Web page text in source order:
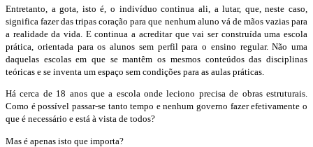
Entretanto, a gota, isto é, o indivíduo continua ali, a lutar, que, neste caso,
significa fazer das tripas coração para que nenhum aluno vá de mãos vazias para
a realidade da vida. E continua a acreditar que vai ser construída uma escola
prática, orientada para os alunos sem perfil para o ensino regular. Não uma
daquelas escolas em que se mantêm os mesmos conteúdos das disciplinas
teóricas e se inventa um espaço sem condições para as aulas práticas.
Há cerca de 18 anos que a escola onde leciono precisa de obras estruturais.
Como é possível passar-se tanto tempo e nenhum governo fazer efetivamente o
que é necessário e está à vista de todos?
Mas é apenas isto que importa?